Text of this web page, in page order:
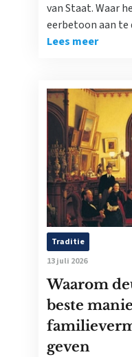
van Staat. Waar
eerbetoon aan te
Lees meer
Traditie
13 juli 2026
Waarom
beste
geven